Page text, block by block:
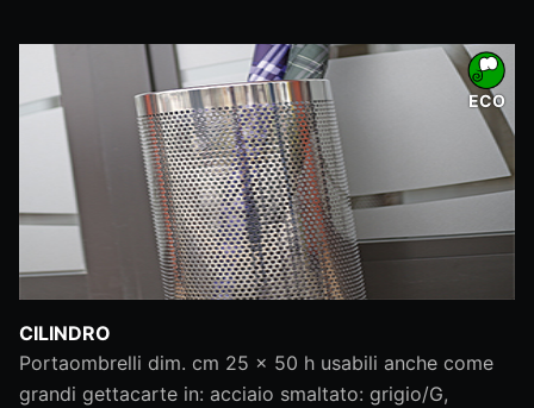
ECO
CILINDRO
Portaombrelli dim. cm 25 x 50 h usabili anche come
grandi gettacarte in: acciaio smaltato: grigio/G,